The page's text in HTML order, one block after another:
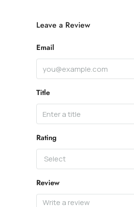
Leave a Review
Email
Title
Rating
Select
Review